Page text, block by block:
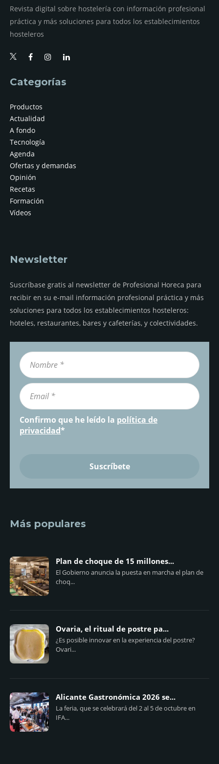
Revista digital sobre hostelería con información profesional
práctica y más soluciones para todos los establecimientos
hosteleros
Categorías
Productos
Actualidad
A fondo
Tecnología
Agenda
Ofertas y demandas
Opinión
Recetas
Formación
Vídeos
Newsletter
Suscríbase gratis al newsletter de Profesional Horeca para
recibir en su e-mail información profesional práctica y más
soluciones para todos los establecimientos hosteleros:
hoteles, restaurantes, bares y cafeterías, y colectividades.
Confirmo que he leído la política de
privacidad*
Más populares
Plan de choque de 15 millones...
El Gobierno anuncia la puesta en marcha el plan de
choq...
Ovaria, el ritual de postre pa...
¿Es posible innovar en la experiencia del postre?
Ovari...
Alicante Gastronómica 2026 se...
La feria, que se celebrará del 2 al 5 de octubre en
IFA...